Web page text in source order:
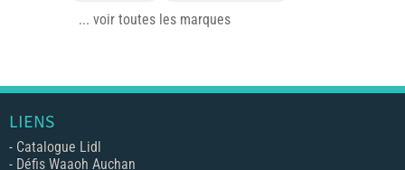
... voir toutes les marques
LIENS
- Catalogue Lidl
- Défis Waaoh Auchan